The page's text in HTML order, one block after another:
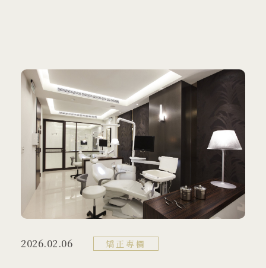
2026.02.06 矯正專欄